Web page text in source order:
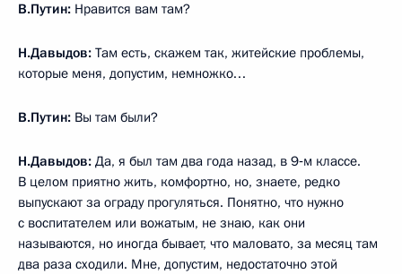
В.Путин: Нравится вам там?
Н.Давыдов: Там есть, скажем так, житейские проблемы,
которые меня, допустим, немножко…
В.Путин: Вы там были?
Н.Давыдов: Да, я был там два года назад, в 9‑м классе.
В целом приятно жить, комфортно, но, знаете, редко
выпускают за ограду прогуляться. Понятно, что нужно
с воспитателем или вожатым, не знаю, как они
называются, но иногда бывает, что маловато, за месяц там
два раза сходили. Мне, допустим, недостаточно этой